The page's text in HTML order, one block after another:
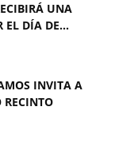
UNA
EL DÍA DE...
INVITA A
RECINTO